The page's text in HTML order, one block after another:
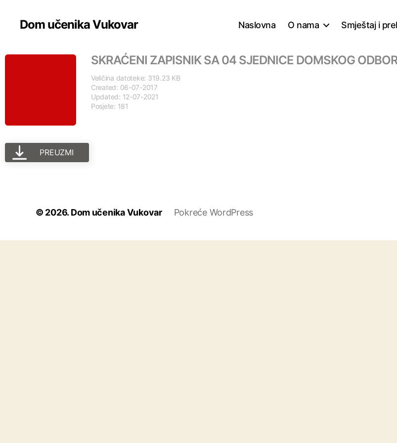
Dom učenika Vukovar Naslovna O nama Smještaj i
SKRAĆENI ZAPISNIK SA 04 SJEDNICE DOMSKOG
Veličina datoteke: 319.23 KB
Created: 06-07-2017
Updated: 12-07-2021
Posjete: 181
PREUZMI
© 2026. Dom učenika Vukovar Pokreće WordPress